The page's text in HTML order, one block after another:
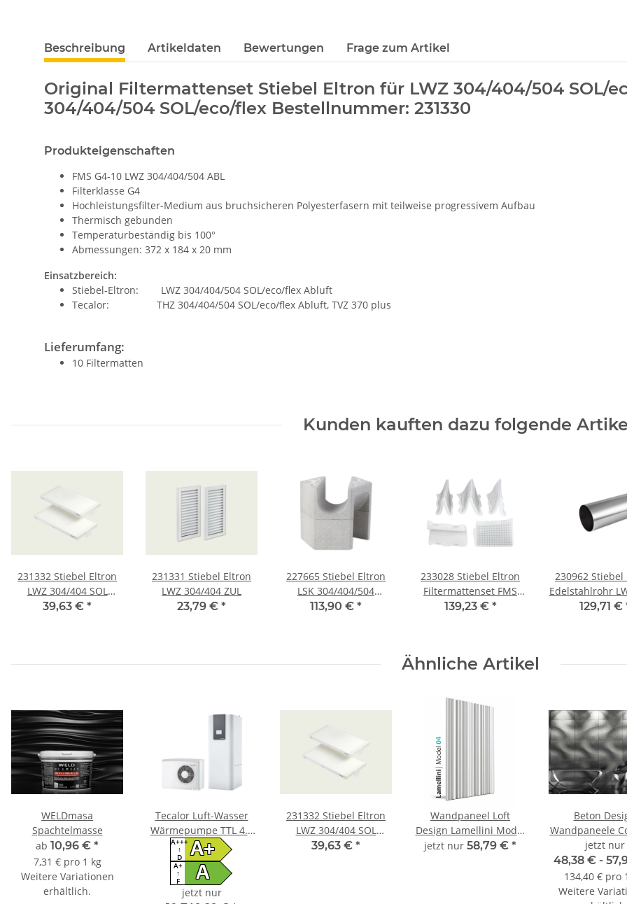
Beschreibung Artikeldaten Bewertungen Frage zum Artikel
Original Filtermattenset Stiebel Eltron für LWZ 304/404/504 SOL/
304/404/504 SOL/eco/flex Bestellnummer: 231330
Produkteigenschaften
FMS G4-10 LWZ 304/404/504 ABL
Filterklasse G4
Hochleistungsfilter-Medium aus bruchsicheren Polyesterfasern mit teilweise progressivem Aufbau
Thermisch gebunden
Temperaturbeständig bis 100°
Abmessungen: 372 x 184 x 20 mm
Einsatzbereich:
Stiebel-Eltron: LWZ 304/404/504 SOL/eco/flex Abluft
Tecalor: THZ 304/404/504 SOL/eco/flex Abluft, TVZ 370 plus
Lieferumfang:
10 Filtermatten
Kunden kauften dazu folgende
231332 Stiebel Eltron
LWZ 304/404 SOL
Stiebel Eltron Filter Set
39,63 € *
231331 Stiebel Eltron
LWZ 304/404 ZUL
23,79 € *
227665 Stiebel Eltron
LSK 304/404/504
Sommerkassette
113,90 € *
233028 Stiebel Eltron
Filtermattenset FMS
FBG
139,23 € *
230962 Stiebel
Edelstahlrohr
1 VA
129,71 €
Ähnliche Artikel
WELDmasa
Spachtelmasse
ab 10,96 € *
7,31 € pro 1 kg
Weitere Variationen
erhältlich.
Tecalor Luft-Wasser
Wärmepumpe TTL 4.5
ACS TSBC Set
A+
A+++
↑
D
A
A+
↑
F
jetzt nur
231332 Stiebel Eltron
LWZ 304/404 SOL
Stiebel Eltron Filter Set
39,63 € *
Wandpaneel Loft
Design Lamellini Model
04
jetzt nur 58,79 € *
Beton
Wandpaneele
CURVES
jetzt nur
48,38 € -
134,40 € pro
Weitere